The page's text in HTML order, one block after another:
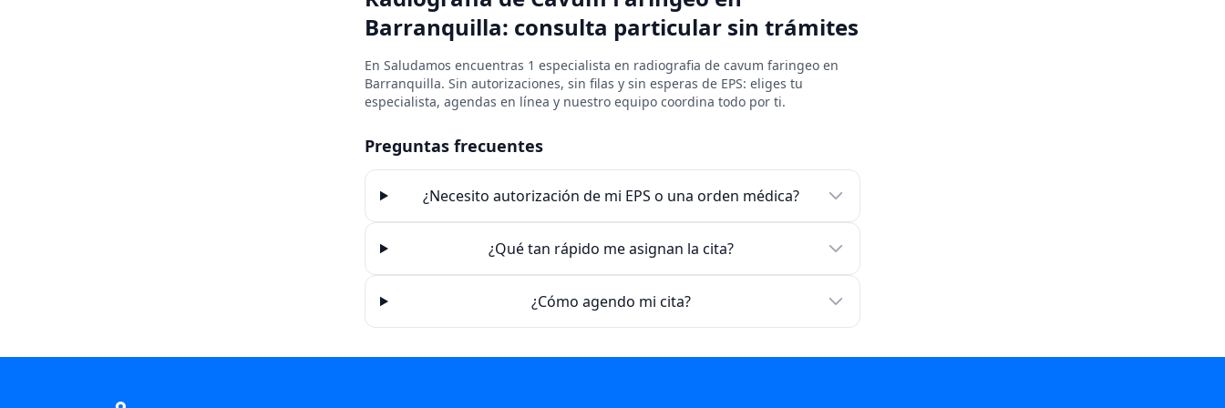
Barranquilla: consulta particular sin trámites
En Saludamos encuentras 1 especialista en radiografia de cavum faringeo en
Barranquilla. Sin autorizaciones, sin filas y sin esperas de EPS: eliges tu
especialista, agendas en línea y nuestro equipo coordina todo por ti.
Preguntas frecuentes
¿Necesito autorización de mi EPS o una orden médica?
¿Qué tan rápido me asignan la cita?
¿Cómo agendo mi cita?